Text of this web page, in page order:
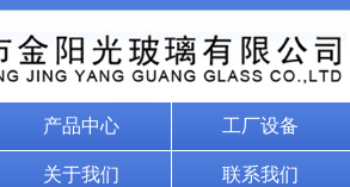
产品中心 工厂设备
关于我们 联系我们